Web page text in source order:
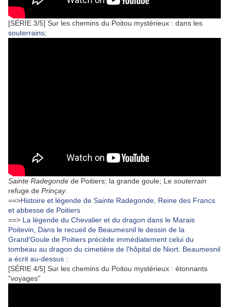
[SÉRIE 3/5] Sur les chemins du Poitou mystérieux : dans les
souterrains;
Sainte Radegonde de Poitiers; la grande goule; Le souterrain
refuge de Prinçay.
==>Histoire et légende de Sainte Radegonde, Reine des Francs
et abbesse de Poitiers
==> La légende du Chevalier et du dragon dans le Marais
Poitevin, Dans le recueil de Beaumesnil le dessin de la
Grand'Goule de Poitiers précède immédiatement celui du
tombeau au dragon du cimetière de l'hôpital de Niort. Beaumesnil
a écrit au-dessus :
[SÉRIE 4/5] Sur les chemins du Poitou mystérieux : étonnants
"voyages"